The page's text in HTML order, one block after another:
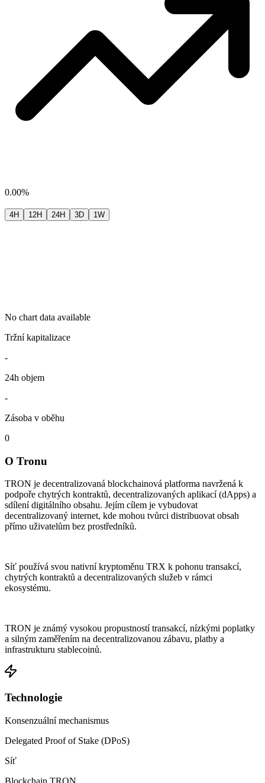
0.00%
4H 12H 24H 3D 1W
No chart data available
Tržní kapitalizace
-
24h objem
-
Zásoba v oběhu
0
O Tronu
TRON je decentralizovaná blockchainová platforma navržená k
podpoře chytrých kontraktů, decentralizovaných aplikací (dApps) a
sdílení digitálního obsahu. Jejím cílem je vybudovat
decentralizovaný internet, kde mohou tvůrci distribuovat obsah
přímo uživatelům bez prostředníků.
Síť používá svou nativní kryptoměnu TRX k pohonu transakcí,
chytrých kontraktů a decentralizovaných služeb v rámci
ekosystému.
TRON je známý vysokou propustností transakcí, nízkými poplatky
a silným zaměřením na decentralizovanou zábavu, platby a
infrastrukturu stablecoinů.
Technologie
Konsenzuální mechanismus
Delegated Proof of Stake (DPoS)
Síť
Blockchain TRON